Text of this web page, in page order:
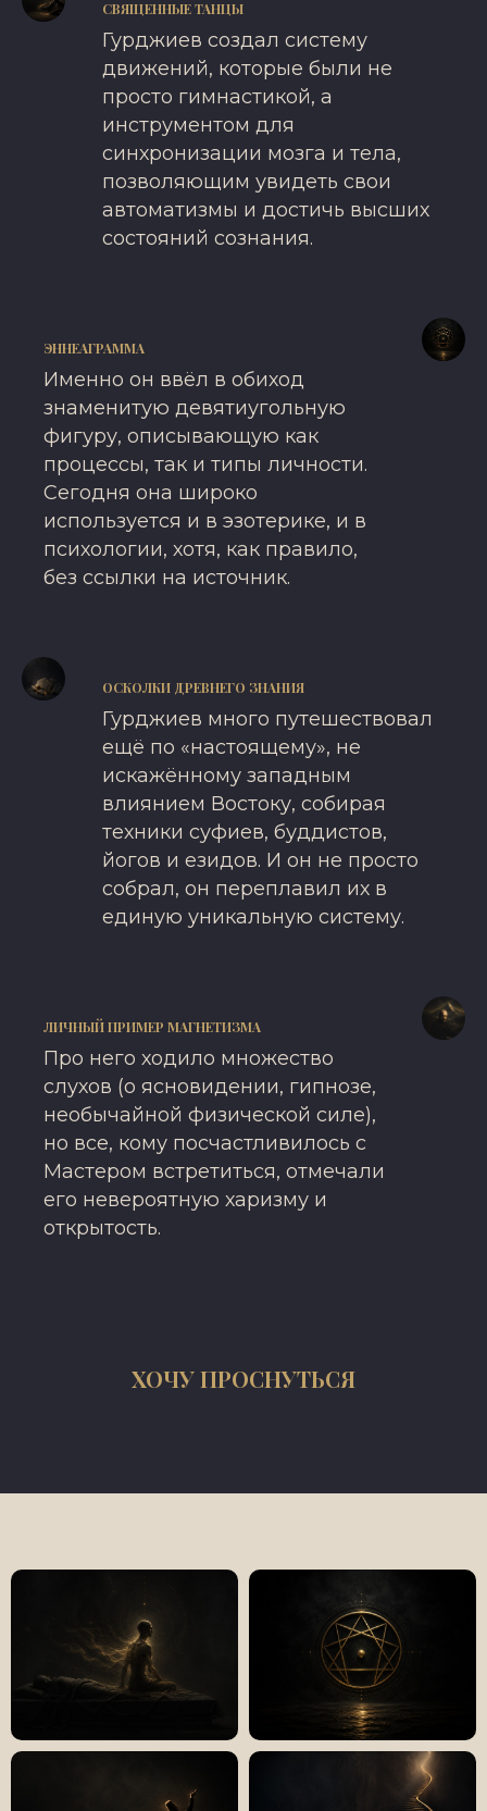
СВЯЩЕННЫЕ ТАНЦЫ
Гурджиев создал систему
движений, которые были не
просто гимнастикой, а
инструментом для
синхронизации мозга и тела,
позволяющим увидеть свои
автоматизмы и достичь высших
состояний сознания.
ЭННЕАГРАММА
Именно он ввёл в обиход
знаменитую девятиугольную
фигуру, описывающую как
процессы, так и типы личности.
Сегодня она широко
используется и в эзотерике, и в
психологии, хотя, как правило,
без ссылки на источник.
ОСКОЛКИ ДРЕВНЕГО ЗНАНИЯ
Гурджиев много путешествовал
ещё по «настоящему», не
искажённому западным
влиянием Востоку, собирая
техники суфиев, буддистов,
йогов и езидов. И он не просто
собрал, он переплавил их в
единую уникальную систему.
ЛИЧНЫЙ ПРИМЕР МАГНЕТИЗМА
Про него ходило множество
слухов (о ясновидении, гипнозе,
необычайной физической силе),
но все, кому посчастливилось с
Мастером встретиться, отмечали
его невероятную харизму и
открытость.
ХОЧУ ПРОСНУТЬСЯ